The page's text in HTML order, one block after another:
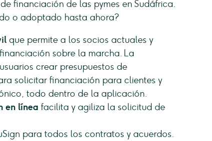
financiación de las pymes en Sudáfrica.
o adoptado hasta ahora?
que permite a los socios actuales y
sobre la marcha. La
crear presupuestos de
solicitar financiación para clientes y
todo dentro de la aplicación.
en línea facilita y agiliza la solicitud de
para todos los contratos y acuerdos.